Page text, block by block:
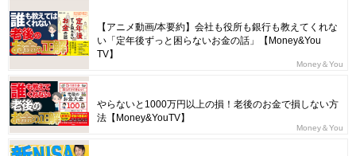
【アニメ動画/本要約】会社も役所も銀行も教えてくれな
い「定年後ずっと困らないお金の話」【Money&You
TV】
Money＆You
やらないと1000万円以上の損！老後のお金で損しない方
法【Money&YouTV】
Money＆You